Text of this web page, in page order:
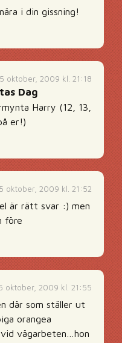
i din gissning!
oktober, 2009 kl. 21:18
Dag
Harry (12, 13,
er!)
oktober, 2009 kl. 21:52
är rätt svar :) men
före
oktober, 2009 kl. 21:55
där som ställer ut
orangea
vägarbeten…hon